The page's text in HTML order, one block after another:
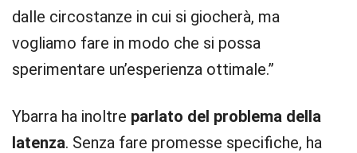
dalle circostanze in cui si giocherà, ma
vogliamo fare in modo che si possa
sperimentare un’esperienza ottimale.”
Ybarra ha inoltre parlato del problema della
latenza. Senza fare promesse specifiche, ha